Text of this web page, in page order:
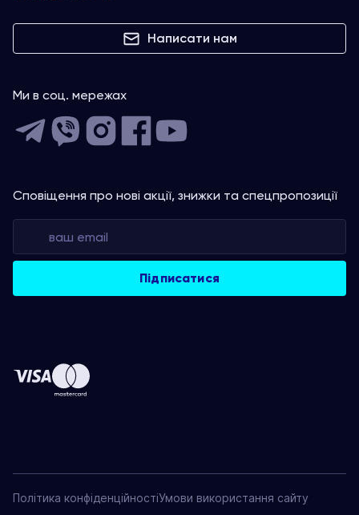
Написати нам
Ми в соц. мережах
Сповіщення про нові акції, знижки та спецпропозиції
Політика конфіденційностіУмови використання сайту